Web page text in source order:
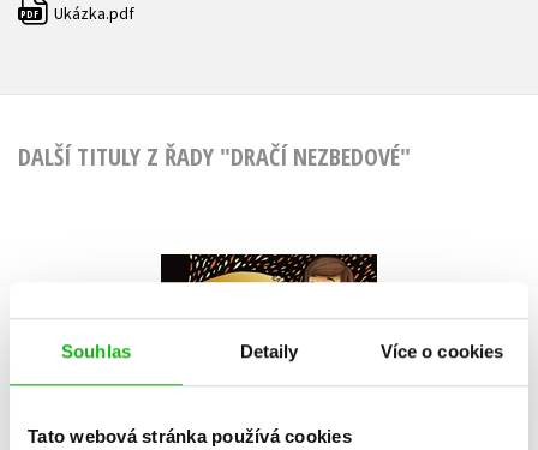
Souhlas Detaily Více o cookies
Tato webová stránka používá cookies
PDF Ukázka.pdf
DALŠÍ TITULY Z ŘADY "DRAČÍ NEZBEDOVÉ"
Dračí nezbedové
tropí neplechu
Natalie Jane Prior